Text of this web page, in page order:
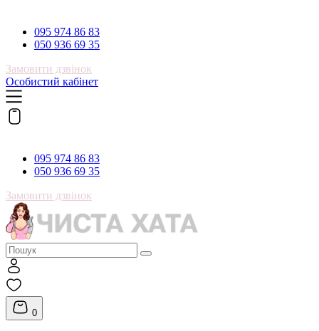
095 974 86 83
050 936 69 35
Замовити дзвінок
Особистий кабінет
095 974 86 83
050 936 69 35
Замовити дзвінок
0